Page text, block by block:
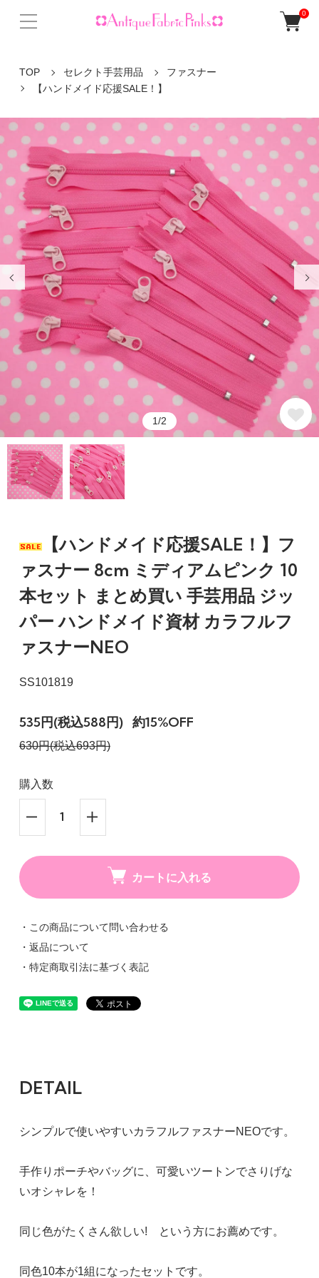
0
TOP セレクト手芸用品
ファスナー
【ハンドメイド応援SALE！】
1/2
【ハンドメイド応援SALE！】フ
ァスナー 8cm ミディアムピンク 10
本セット まとめ買い 手芸用品 ジッ
パー ハンドメイド資材 カラフルフ
ァスナーNEO
SS101819
535円(税込588円) 約15%OFF
630円(税込693円)
購入数
カートに入れる
・この商品について問い合わせる
・返品について
・特定商取引法に基づく表記
DETAIL
シンプルで使いやすいカラフルファスナーNEOです。
手作りポーチやバッグに、可愛いツートンでさりげな
いオシャレを！
同じ色がたくさん欲しい! という方にお薦めです。
同色10本が1組になったセットです。